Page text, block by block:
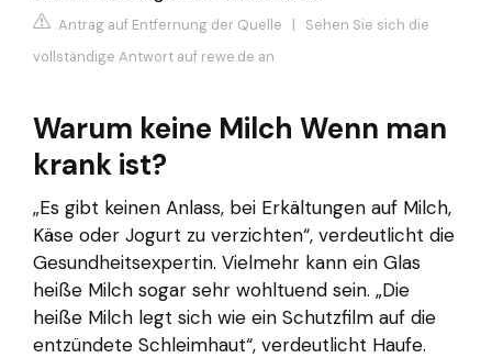
Antrag auf Entfernung der Quelle | Sehen Sie sich die
vollständige Antwort auf rewe.de an
Warum keine Milch Wenn man
krank ist?
„Es gibt keinen Anlass, bei Erkältungen auf Milch,
Käse oder Jogurt zu verzichten“, verdeutlicht die
Gesundheitsexpertin. Vielmehr kann ein Glas
heiße Milch sogar sehr wohltuend sein. „Die
heiße Milch legt sich wie ein Schutzfilm auf die
entzündete Schleimhaut“, verdeutlicht Haufe.